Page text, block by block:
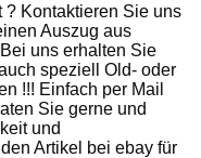
? Kontaktieren Sie uns
Auszug aus
uns erhalten Sie
speziell Old- oder
!!! Einfach per Mail
Sie gerne und
und
Artikel bei ebay für